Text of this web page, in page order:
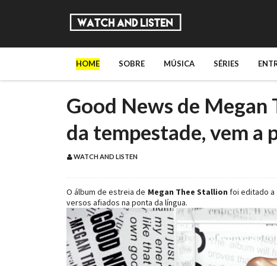
HOME SOBRE MÚSICA SÉRIES
Good News de
da tempestade, vem a
WATCH AND LISTEN
O álbum de estreia de Megan Thee Stallion foi editado a
versos afiados na ponta da língua.